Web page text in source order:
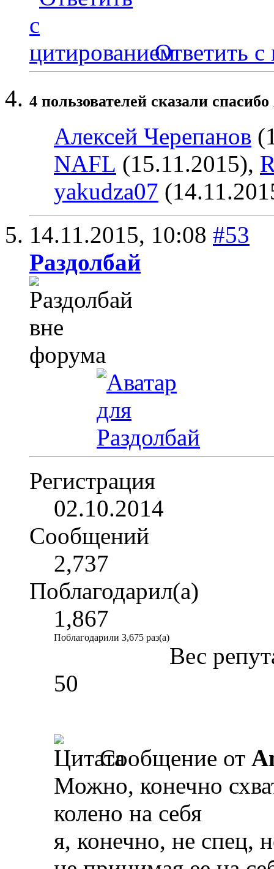
Ответить с
4 пользователей сказали
Алексей Черепанов
NAFL (15.11.2015),
yakudza07
14.11.2015, 10:08 #53
Раздолбай
Регистрация
02.10.2014
Сообщений
2,737
Поблагодарил(а)
1,867
Поблагодарили 3,675 раз(а)
Вес
50
Сообщение от
Можно, конечно
колено на себя
я, конечно, не спец,